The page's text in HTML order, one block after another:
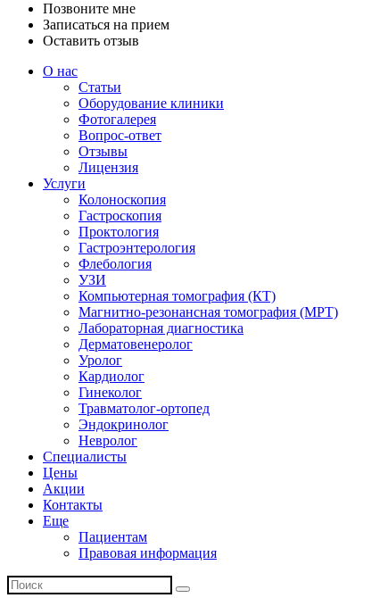
Позвоните мне
Записаться на прием
Оставить отзыв
О нас
Статьи
Оборудование клиники
Фотогалерея
Вопрос-ответ
Отзывы
Лицензия
Услуги
Колоноскопия
Гастроскопия
Проктология
Гастроэнтерология
Флебология
УЗИ
Компьютерная томография (КТ)
Магнитно-резонансная томография (МРТ)
Лабораторная диагностика
Дерматовенеролог
Уролог
Кардиолог
Гинеколог
Травматолог-ортопед
Эндокринолог
Невролог
Специалисты
Цены
Акции
Контакты
Еще
Пациентам
Правовая информация